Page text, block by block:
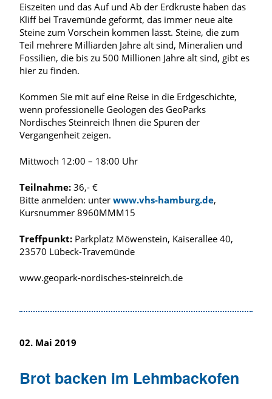
Eiszeiten und das Auf und Ab der Erdkruste haben das
Kliff bei Travemünde geformt, das immer neue alte
Steine zum Vorschein kommen lässt. Steine, die zum
Teil mehrere Milliarden Jahre alt sind, Mineralien und
Fossilien, die bis zu 500 Millionen Jahre alt sind, gibt es
hier zu finden.
Kommen Sie mit auf eine Reise in die Erdgeschichte,
wenn professionelle Geologen des GeoParks
Nordisches Steinreich Ihnen die Spuren der
Vergangenheit zeigen.
Mittwoch 12:00 – 18:00 Uhr
Teilnahme: 36,- €
Bitte anmelden: unter www.vhs-hamburg.de,
Kursnummer 8960MMM15
Treffpunkt: Parkplatz Möwenstein, Kaiserallee 40,
23570 Lübeck-Travemünde
www.geopark-nordisches-steinreich.de
02. Mai 2019
Brot backen im Lehmbackofen